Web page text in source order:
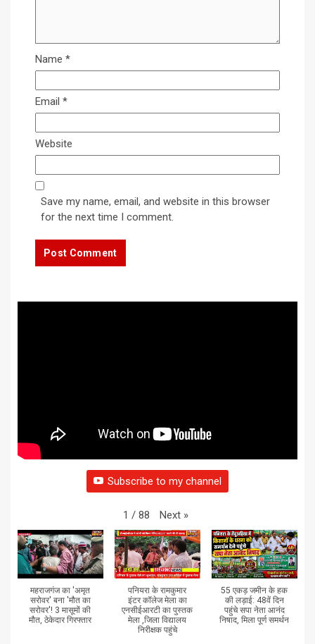
Name *
Email *
Website
Save my name, email, and website in this browser
for the next time I comment.
Subscribe to my channel
1 / 88 Next »
महराजगंज का 'अमृत
सरोवर' बना 'मौत का
सरोवर'! 3 मासूमों की
मौत, ठेकेदार गिरफ्तार
पनियरा के रामकुमार
इंटर कॉलेज मेला का
एनसीईआरटी का पुस्तक
मेला ,जिला विद्यालय
निरीक्षक पहुंचे
55 एकड़ जमीन के हक
की लड़ाई: 48वें दिन
पहुंचे सपा नेता आनंद
निषाद, मिला पूर्ण समर्थन